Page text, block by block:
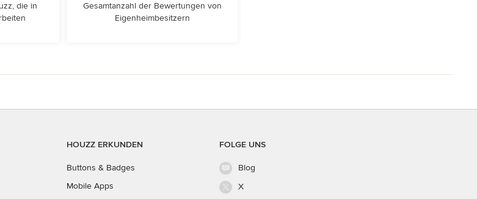
die in
Gesamtanzahl der Bewertungen von
Eigenheimbesitzern
HOUZZ ERKUNDEN
Buttons & Badges
Mobile Apps
FOLGE UNS
Blog
X